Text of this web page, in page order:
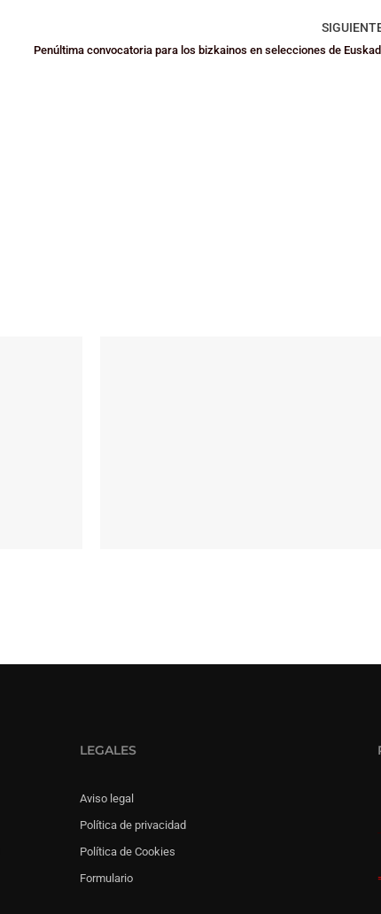
Penúltima convocatoria para los bizkainos en selecciones de
LEGALES
Aviso legal
Política de privacidad
Política de Cookies
Formulario